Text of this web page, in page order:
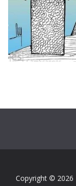
Copyright © 2026